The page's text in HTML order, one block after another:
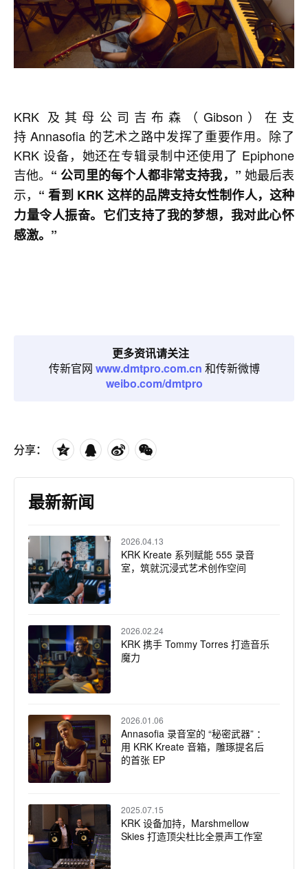
KRK 及其母公司吉布森（Gibson）在支
持 Annasofia 的艺术之路中发挥了重要作用。除了
KRK 设备，她还在专辑录制中还使用了 Epiphone
吉他。 “ 公司里的每个人都非常支持我，” 她最后表
示， “ 看到 KRK 这样的品牌支持女性制作人，这种
力量令人振奋。它们支持了我的梦想，我对此心怀
感激。”
更多资讯请关注
传新官网 www.dmtpro.com.cn 和传新微博
weibo.com/dmtpro
分享：
最新新闻
2026.04.13
KRK Kreate 系列赋能 555 录音
室，筑就沉浸式艺术创作空间
2026.02.24
KRK 携手 Tommy Torres 打造音乐
魔力
2026.01.06
Annasofia 录音室的 “秘密武器” ：
用 KRK Kreate 音箱，雕琢提名后
的首张 EP
2025.07.15
KRK 设备加持，Marshmellow
Skies 打造顶尖杜比全景声工作室